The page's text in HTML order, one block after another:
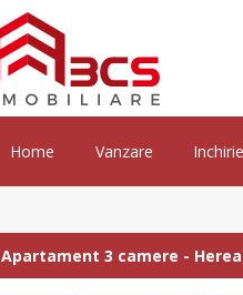
Home Vanzare
Apartament 3 camere -